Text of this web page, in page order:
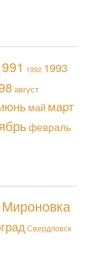
1992 1993
август
май март
февраль
Мироновка
Свердловск